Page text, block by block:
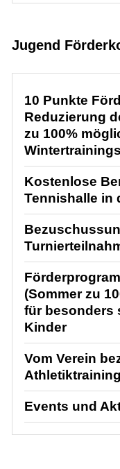
Jugend
10 Punkte
Reduzierung
zu 100%
Wintertrainings
Kostenlose
Tennishalle in
(Sommer zu
für besonders
Kinder
Vom Verein
Events und